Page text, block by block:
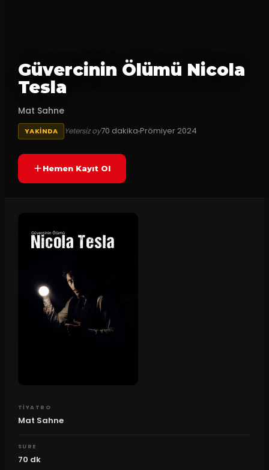
Güvercinin Ölümü Nicola
Tesla
Mat Sahne
YAKINDA Yetersiz oy70 dakikaPrömiyer 2024
Hemen Kayıt Ol
TIYATRO
Mat Sahne
SURE
70 dk